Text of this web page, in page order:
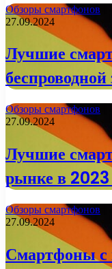
Обзоры смартфонов
27.09.2024
Лучшие
Обзоры смартфонов
27.09.2024
Лучшие
рынке в 2023
Обзоры смартфонов
27.09.2024
Смартфоны